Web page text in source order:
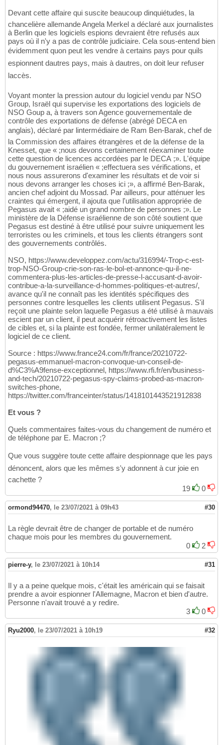
Devant cette affaire qui suscite beaucoup dinquiétudes, la
chancelière allemande Angela Merkel a déclaré aux journalistes
à Berlin que les logiciels espions devraient être refusés aux
pays où il n'y a pas de contrôle judiciaire. Cela sous-entend bien
évidemment quon peut les vendre à certains pays pour quils
espionnent dautres pays, mais à dautres, on doit leur refuser
laccès.
Voyant monter la pression autour du logiciel vendu par NSO
Group, Israël qui supervise les exportations des logiciels de
NSO Goup a, à travers son Agence gouvernementale de
contrôle des exportations de défense (abrégé DECA en
anglais), déclaré par lintermédiaire de Ram Ben-Barak, chef de
la Commission des affaires étrangères et de la défense de la
Knesset, que « ;nous devons certainement réexaminer toute
cette question de licences accordées par le DECA ;». L'équipe
du gouvernement israélien « ;effectuera ses vérifications, et
nous nous assurerons d'examiner les résultats et de voir si
nous devons arranger les choses ici ;», a affirmé Ben-Barak,
ancien chef adjoint du Mossad. Par ailleurs, pour atténuer les
craintes qui émergent, il ajouta que l'utilisation appropriée de
Pegasus avait « ;aidé un grand nombre de personnes ;». Le
ministère de la Défense israélienne de son côté soutient que
Pegasus est destiné à être utilisé pour suivre uniquement les
terroristes ou les criminels, et tous les clients étrangers sont
des gouvernements contrôlés.
NSO, https://www.developpez.com/actu/316994/-Trop-c-est-
trop-NSO-Group-crie-son-ras-le-bol-et-annonce-qu-il-ne-
commentera-plus-les-articles-de-presse-l-accusant-d-avoir-
contribue-a-la-surveillance-d-hommes-politiques-et-autres/,
avance qu'il ne connaît pas les identités spécifiques des
personnes contre lesquelles les clients utilisent Pegasus. S'il
reçoit une plainte selon laquelle Pegasus a été utilisé à mauvais
escient par un client, il peut acquérir rétroactivement les listes
de cibles et, si la plainte est fondée, fermer unilatéralement le
logiciel de ce client.
Source : https://www.france24.com/fr/france/20210722-
pegasus-emmanuel-macron-convoque-un-conseil-de-
d%C3%A9fense-exceptionnel, https://www.rfi.fr/en/business-
and-tech/20210722-pegasus-spy-claims-probed-as-macron-
switches-phone,
https://twitter.com/franceinter/status/1418101443521912838
Et vous ?
Quels commentaires faites-vous du changement de numéro et
de téléphone par E. Macron ;?
Que vous suggère toute cette affaire despionnage que les pays
dénoncent, alors que les mêmes s'y adonnent à cur joie en
cachette ?
19
0
ormond94470, le 23/07/2021 à 09h43 #30
La règle devrait être de changer de portable et de numéro
chaque mois pour les membres du gouvernement.
0
2
pierre-y, le 23/07/2021 à 10h14 #31
Il y a a peine quelque mois, c'était les américain qui se faisait
prendre a avoir espionner l'Allemagne, Macron et bien d'autre.
Personne n'avait trouvé a y redire.
3
0
Ryu2000, le 23/07/2021 à 10h19 #32